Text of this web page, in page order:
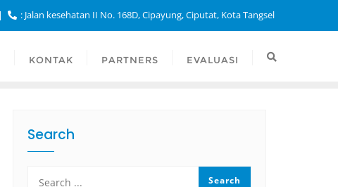
: Jalan kesehatan II No. 168D, Cipayung, Ciputat, Kota Tangsel
KONTAK PARTNERS EVALUASI
Search